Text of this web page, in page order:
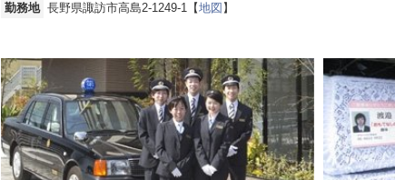
勤務地 長野県諏訪市高島2-1249-1【地図 】